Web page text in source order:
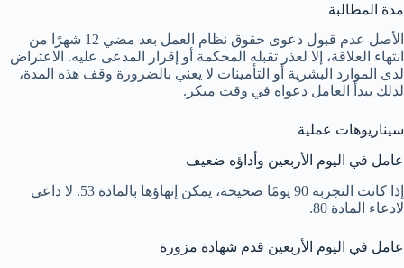
مدة المطالبة
الأصل عدم قبول دعوى حقوق نظام العمل بعد مضي 12 شهرًا من
انتهاء العلاقة، إلا لعذر تقبله المحكمة أو إقرار المدعى عليه. الاعتراض
لدى الموارد البشرية أو التأمينات لا يعني بالضرورة وقف هذه المدة،
لذلك يبدأ العامل دعواه في وقت مبكر.
سيناريوهات عملية
عامل في اليوم الأربعين وأداؤه ضعيف
إذا كانت التجربة 90 يومًا صحيحة، يمكن إنهاؤها بالمادة 53. لا داعي
لادعاء المادة 80.
عامل في اليوم الأربعين قدم شهادة مزورة